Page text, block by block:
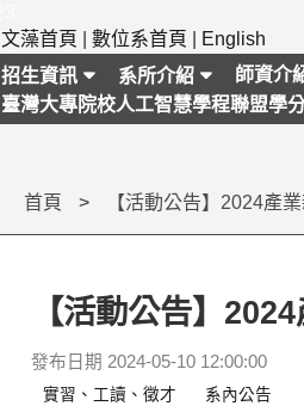
文藻首頁
數位系首頁 English
招生資訊
系所介紹 師資介
臺灣大專院校人工智慧學程聯盟學
首頁 【活動公告】2024產
【活動公告】
發布日期 2024-05-10 12:00:00
實習、工讀、徵才 系內公告